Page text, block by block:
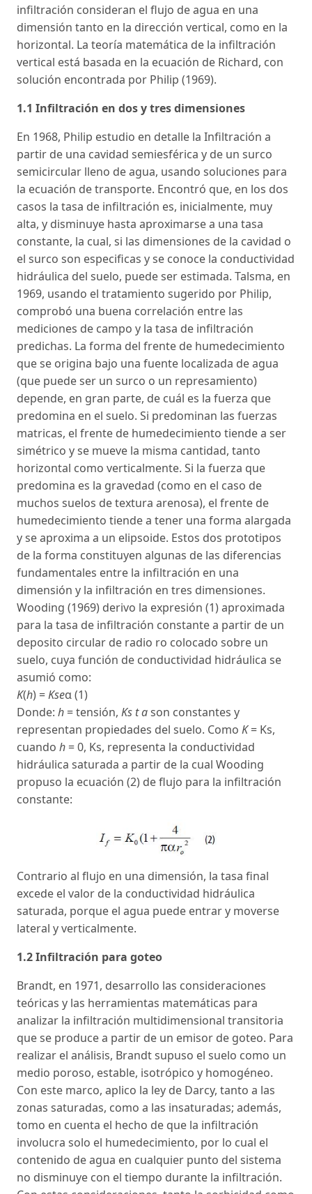
infiltración consideran el flujo de agua en una
dimensión tanto en la dirección vertical, como en la
horizontal. La teoría matemática de la infiltración
vertical está basada en la ecuación de Richard, con
solución encontrada por Philip (1969).
1.1 Infiltración en dos y tres dimensiones
En 1968, Philip estudio en detalle la Infiltración a
partir de una cavidad semiesférica y de un surco
semicircular lleno de agua, usando soluciones para
la ecuación de transporte. Encontró que, en los dos
casos la tasa de infiltración es, inicialmente, muy
alta, y disminuye hasta aproximarse a una tasa
constante, la cual, si las dimensiones de la cavidad o
el surco son especificas y se conoce la conductividad
hidráulica del suelo, puede ser estimada. Talsma, en
1969, usando el tratamiento sugerido por Philip,
comprobó una buena correlación entre las
mediciones de campo y la tasa de infiltración
predichas. La forma del frente de humedecimiento
que se origina bajo una fuente localizada de agua
(que puede ser un surco o un represamiento)
depende, en gran parte, de cuál es la fuerza que
predomina en el suelo. Si predominan las fuerzas
matricas, el frente de humedecimiento tiende a ser
simétrico y se mueve la misma cantidad, tanto
horizontal como verticalmente. Si la fuerza que
predomina es la gravedad (como en el caso de
muchos suelos de textura arenosa), el frente de
humedecimiento tiende a tener una forma alargada
y se aproxima a un elipsoide. Estos dos prototipos
de la forma constituyen algunas de las diferencias
fundamentales entre la infiltración en una
dimensión y la infiltración en tres dimensiones.
Wooding (1969) derivo la expresión (1) aproximada
para la tasa de infiltración constante a partir de un
deposito circular de radio ro colocado sobre un
suelo, cuya función de conductividad hidráulica se
asumió como:
K(h) =Kseα (1)
Donde: h = tensión, Ks t ason constantes y
representan propiedades del suelo. Como K= Ks,
cuando h = 0, Ks, representa la conductividad
hidráulica saturada a partir de la cual Wooding
propuso la ecuación (2) de flujo para la infiltración
constante:
Contrario al flujo en una dimensión, la tasa final
excede el valor de la conductividad hidráulica
saturada, porque el agua puede entrar y moverse
lateral y verticalmente.
1.2 Infiltración para goteo
Brandt, en 1971, desarrollo las consideraciones
teóricas y las herramientas matemáticas para
analizar la infiltración multidimensional transitoria
que se produce a partir de un emisor de goteo. Para
realizar el análisis, Brandt supuso el suelo como un
medio poroso, estable, isotrópico y homogéneo.
Con este marco, aplico la ley de Darcy, tanto a las
zonas saturadas, como a las insaturadas; además,
tomo en cuenta el hecho de que la infiltración
involucra solo el humedecimiento, por lo cual el
contenido de agua en cualquier punto del sistema
no disminuye con el tiempo durante la infiltración.